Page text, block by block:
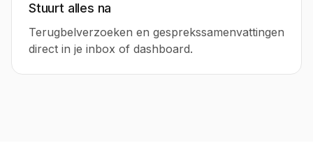
Stuurt alles na
Terugbelverzoeken en gesprekssamenvattingen
direct in je inbox of dashboard.